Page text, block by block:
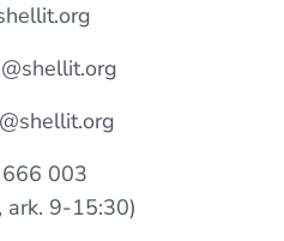
003
ark. 9-15:30)